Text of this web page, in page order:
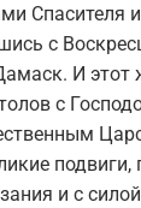
Спасителя
с
И этот
с
подвиги,
и с